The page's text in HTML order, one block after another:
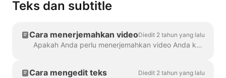
Teks dan subtitle
Cara menerjemahkan videoDiedit 2 tahun yang lalu
Apakah Anda perlu menerjemahkan video Anda ke berbagai bahasa? Kami bisa melakukannya! Catatan: kami menggunakan teks otomatis di sini. Batasan bulanan Anda...
Cara mengedit teks Diedit 2 tahun yang lalu